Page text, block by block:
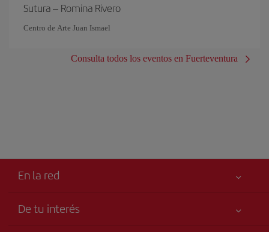
Sutura – Romina Rivero
Centro de Arte Juan Ismael
Consulta todos los eventos en Fuerteventura
En la red
De tu interés